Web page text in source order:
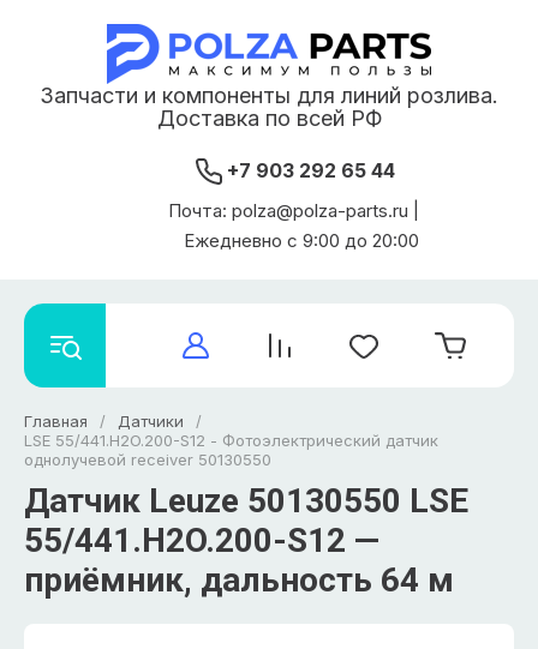
Запчасти и компоненты для линий розлива.
Доставка по всей РФ
+7 903 292 65 44
Почта: polza@polza-parts.ru |
Ежедневно с 9:00 до 20:00
Главная / Датчики
/
LSE 55/441.H2O.200-S12 - Фотоэлектрический датчик
однолучевой receiver 50130550
Датчик Leuze 50130550 LSE
55/441.H2O.200-S12 —
приёмник, дальность 64 м